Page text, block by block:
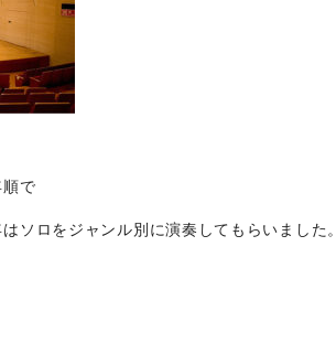
で
ソロをジャンル別に演奏してもらいました。